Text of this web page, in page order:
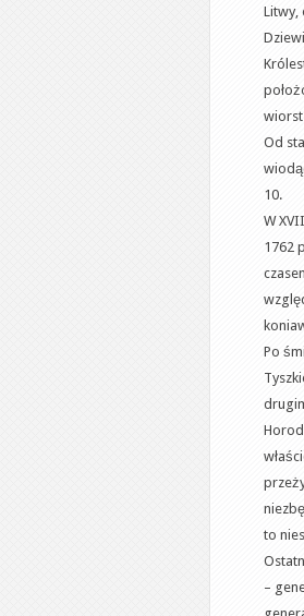
Litwy,
wiorst
Od
10.
W
1762
Po
to
–